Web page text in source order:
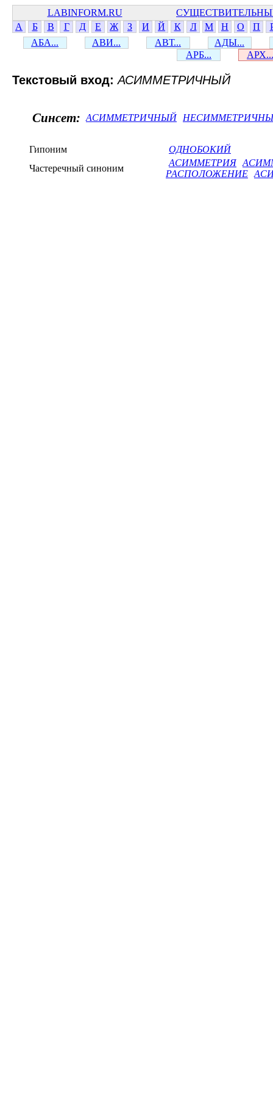
LABINFORM.RU
А
Б В Г Д Е Ж З И Й К Л М Н О П
АБА...
АВИ... АВТ...
АДЫ...
АРБ...
АРХ...
Текстовый вход:АСИММЕТРИЧНЫЙ
Синсет: АСИММЕТРИЧНЫЙ
Гипоним
ОДНОБОКИЙ
Частеречный синоним
АСИММЕТРИЯ
РАСПОЛОЖЕНИЕ